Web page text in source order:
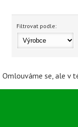
Podsedláky
Doplňky
Filtrovat podle:
Omlouváme se, ale v